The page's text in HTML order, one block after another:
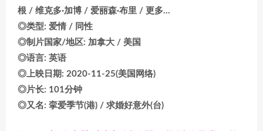
根 / 维克多·加博 / 爱丽森·布里 / 更多…
◎类型: 爱情 / 同性
◎制片国家/地区: 加拿大 / 美国
◎语言: 英语
◎上映日期: 2020-11-25(美国网络)
◎片长: 101分钟
◎又名: 挛爱季节(港) / 求婚好意外(台)